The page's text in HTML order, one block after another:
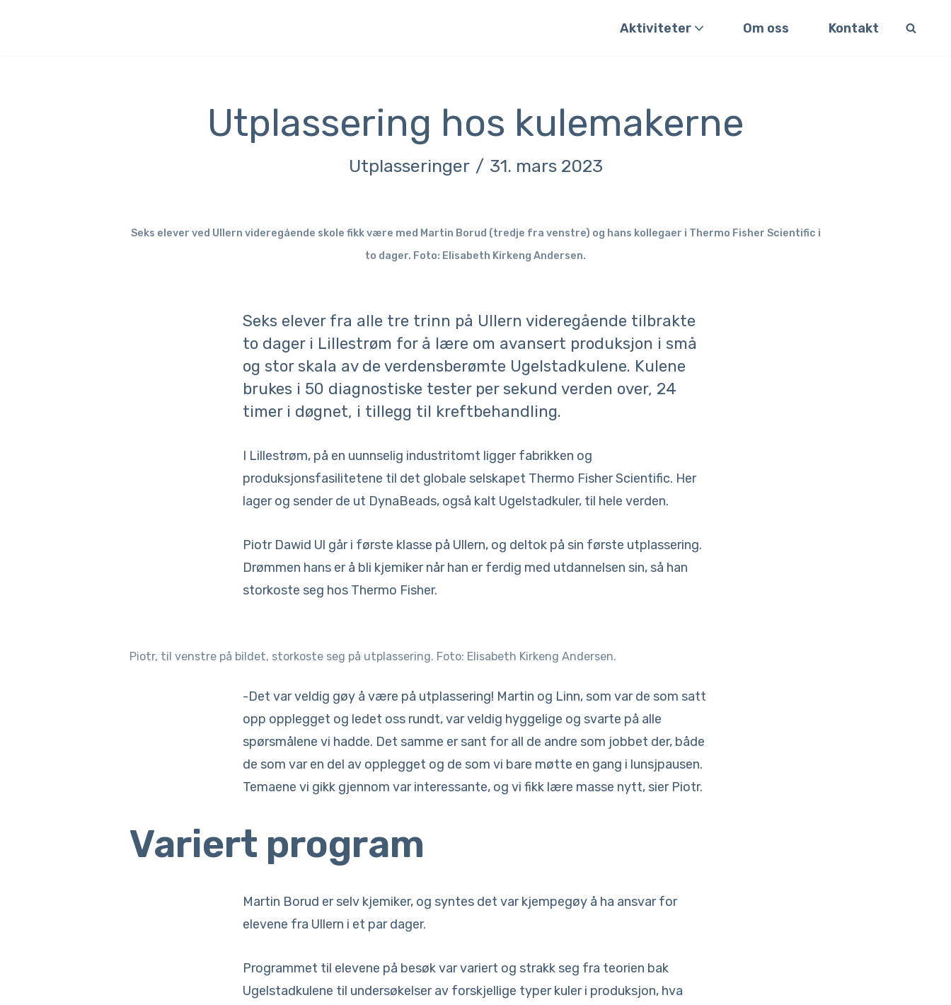
Aktiviteter Om oss Kontakt
Utplassering hos kulemakerne
Utplasseringer 31. mars 2023
Seks elever ved Ullern videregående skole fikk være med Martin Borud (tredje fra venstre) og hans kollegaer i Thermo Fisher Scientific i
to dager. Foto: Elisabeth Kirkeng Andersen.
Seks elever fra alle tre trinn på Ullern videregående tilbrakte
to dager i Lillestrøm for å lære om avansert produksjon i små
og stor skala av de verdensberømte Ugelstadkulene. Kulene
brukes i 50 diagnostiske tester per sekund verden over, 24
timer i døgnet, i tillegg til kreftbehandling.
I Lillestrøm, på en uunnselig industritomt ligger fabrikken og
produksjonsfasilitetene til det globale selskapet Thermo Fisher Scientific. Her
lager og sender de ut DynaBeads, også kalt Ugelstadkuler, til hele verden.
Piotr Dawid Ul går i første klasse på Ullern, og deltok på sin første utplassering.
Drømmen hans er å bli kjemiker når han er ferdig med utdannelsen sin, så han
storkoste seg hos Thermo Fisher.
Piotr, til venstre på bildet, storkoste seg på utplassering. Foto: Elisabeth Kirkeng Andersen.
-Det var veldig gøy å være på utplassering! Martin og Linn, som var de som satt
opp opplegget og ledet oss rundt, var veldig hyggelige og svarte på alle
spørsmålene vi hadde. Det samme er sant for all de andre som jobbet der, både
de som var en del av opplegget og de som vi bare møtte en gang i lunsjpausen.
Temaene vi gikk gjennom var interessante, og vi fikk lære masse nytt, sier Piotr.
Variert program
Martin Borud er selv kjemiker, og syntes det var kjempegøy å ha ansvar for
elevene fra Ullern i et par dager.
Programmet til elevene på besøk var variert og strakk seg fra teorien bak
Ugelstadkulene til undersøkelser av forskjellige typer kuler i produksjon, hva